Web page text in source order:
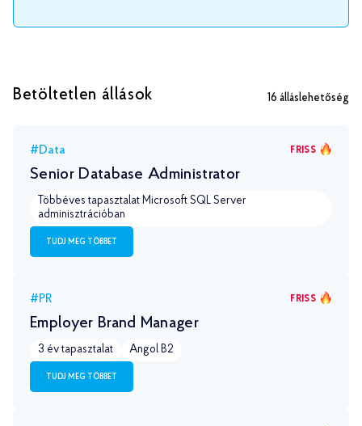
Betöltetlen állások 16 álláslehetőség
FRISS
#Data
Senior Database Administrator
Többéves tapasztalat Microsoft SQL Server
adminisztrációban
TUDJ MEG TÖBBET
FRISS
#PR
Employer Brand Manager
3 év tapasztalat Angol B2
TUDJ MEG TÖBBET